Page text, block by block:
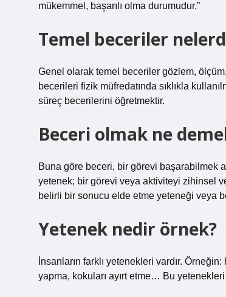
mükemmel, başarılı olma durumudur.”
Temel beceriler
Genel olarak temel beceriler gözlem,
becerileri fizik müfredatında sıklıkla
süreç becerilerini öğretmektir.
Beceri olmak ne
Buna göre beceri, bir görevi başarabilmek
yetenek; bir görevi veya aktiviteyi zihinsel
belirli bir sonucu elde etme yeteneği veya
Yetenek nedir örnek?
İnsanların farklı yetenekleri vardır.
yapma, kokuları ayırt etme… Bu yetenekleri